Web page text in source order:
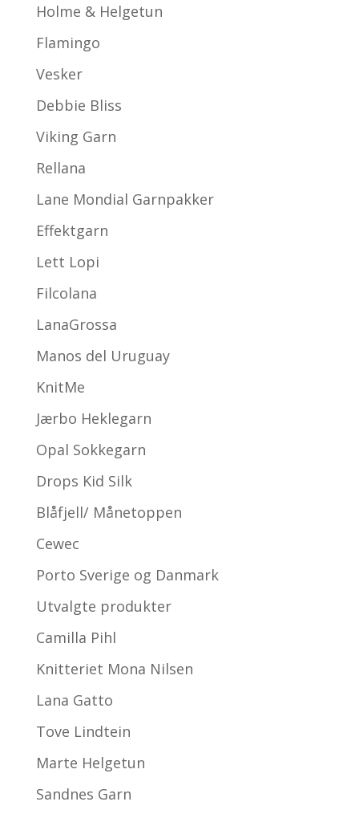
Holme & Helgetun
Flamingo
Vesker
Debbie Bliss
Viking Garn
Rellana
Lane Mondial Garnpakker
Effektgarn
Lett Lopi
Filcolana
LanaGrossa
Manos del Uruguay
KnitMe
Jærbo Heklegarn
Opal Sokkegarn
Drops Kid Silk
Blåfjell/ Månetoppen
Cewec
Porto Sverige og Danmark
Utvalgte produkter
Camilla Pihl
Knitteriet Mona Nilsen
Lana Gatto
Tove Lindtein
Marte Helgetun
Sandnes Garn